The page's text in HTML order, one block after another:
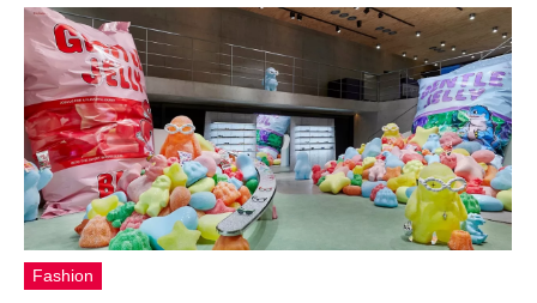
Fashion